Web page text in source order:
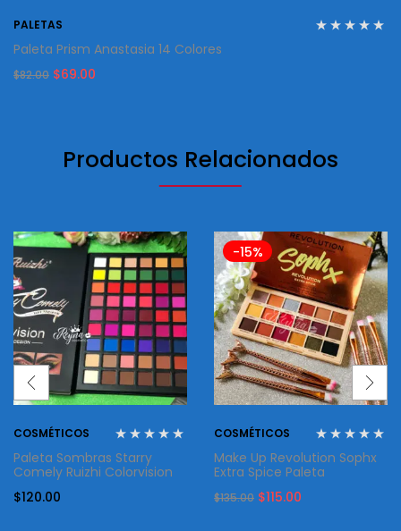
PALETAS
Paleta Prism Anastasia 14 Colores
$82.00 Original
$69.00
Productos Relacionados
COSMÉTICOS
Paleta Sombras Starry
Comely Ruizhi Colorvision
$120.00
-15%
COSMÉTICOS
Make Up Revolution Sophx
Extra Spice Paleta
$135.00 Original
$115.00